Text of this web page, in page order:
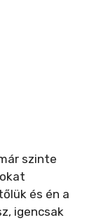
szinte
és én a
igencsak